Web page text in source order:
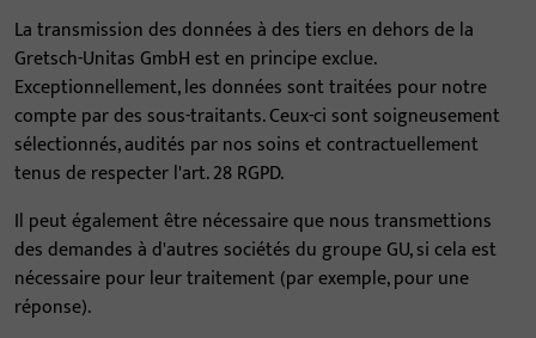
La transmission des données à des tiers en dehors de la
Gretsch-Unitas GmbH est en principe exclue.
Exceptionnellement, les données sont traitées pour notre
compte par des sous-traitants. Ceux-ci sont soigneusement
sélectionnés, audités par nos soins et contractuellement
tenus de respecter l'art. 28 RGPD.
Il peut également être nécessaire que nous transmettions
des demandes à d'autres sociétés du groupe GU, si cela est
nécessaire pour leur traitement (par exemple, pour une
réponse).